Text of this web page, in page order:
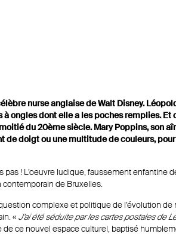
nurse anglaise de Walt Disney.
dont elle a les poches remplies. Et
du 20ème siècle. Mary Poppins, son
doigt ou une multitude de couleurs,
! L’oeuvre ludique, faussement enfantine
contemporain de Bruxelles.
complexe et politique de l’évolution
« J’ai été séduite par les cartes postales de
de ce nouvel espace culturel, baptisé